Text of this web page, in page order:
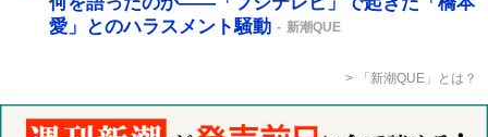
愛」とのハラスメント騒動
新潮QUE
「新潮QUE」とは？